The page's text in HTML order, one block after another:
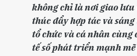
không chỉ là nơi giao
thúc đẩy hợp tác và
tổ chức và cá nhân
tế số phát triển mạnh